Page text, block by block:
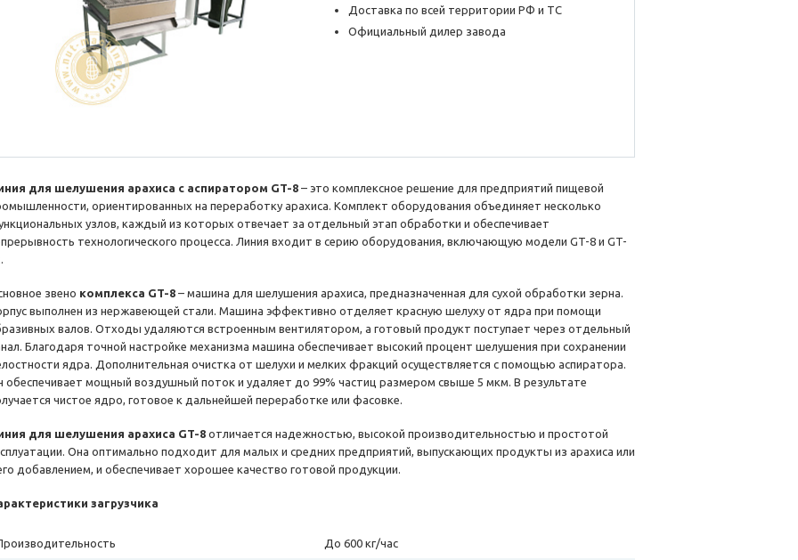
Доставка по всей территории РФ и ТС
Официальный дилер завода
для шелушения арахиса с аспиратором GT-8 – это комплексное решение для предприятий пищевой
ориентированных на переработку арахиса. Комплект оборудования объединяет несколько
узлов, каждый из которых отвечает за отдельный этап обработки и обеспечивает
технологического процесса. Линия входит в серию оборудования, включающую модели GT-8 и GT-
звено комплекса GT-8 – машина для шелушения арахиса, предназначенная для сухой обработки зерна.
выполнен из нержавеющей стали. Машина эффективно отделяет красную шелуху от ядра при помощи
валов. Отходы удаляются встроенным вентилятором, а готовый продукт поступает через отдельный
Благодаря точной настройке механизма машина обеспечивает высокий процент шелушения при сохранении
ядра. Дополнительная очистка от шелухи и мелких фракций осуществляется с помощью аспиратора.
обеспечивает мощный воздушный поток и удаляет до 99% частиц размером свыше 5 мкм. В результате
чистое ядро, готовое к дальнейшей переработке или фасовке.
для шелушения арахиса GT-8 отличается надежностью, высокой производительностью и простотой
Она оптимально подходит для малых и средних предприятий, выпускающих продукты из арахиса или
добавлением, и обеспечивает хорошее качество готовой продукции.
загрузчика
До 600 кг/час